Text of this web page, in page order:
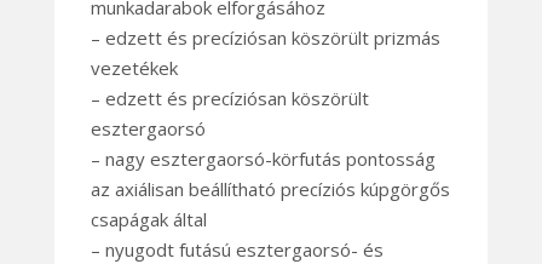
munkadarabok elforgásához
– edzett és precíziósan köszörült prizmás
vezetékek
– edzett és precíziósan köszörült
esztergaorsó
– nagy esztergaorsó-körfutás pontosság
az axiálisan beállítható precíziós kúpgörgős
csapágak által
– nyugodt futású esztergaorsó- és